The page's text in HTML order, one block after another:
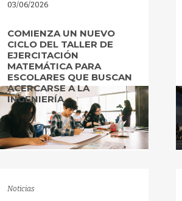
03/06/2026
COMIENZA UN NUEVO
CICLO DEL TALLER DE
EJERCITACIÓN
MATEMÁTICA PARA
ESCOLARES QUE BUSCAN
ACERCARSE A LA
INGENIERÍA
Noticias